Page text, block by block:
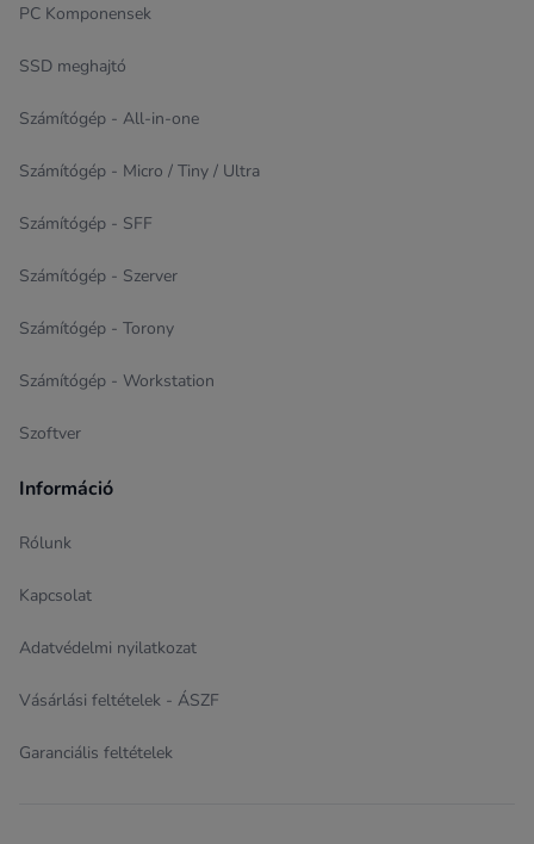
PC Komponensek
SSD meghajtó
Számítógép - All-in-one
Számítógép - Micro / Tiny / Ultra
Számítógép - SFF
Számítógép - Szerver
Számítógép - Torony
Számítógép - Workstation
Szoftver
Információ
Rólunk
Kapcsolat
Adatvédelmi nyilatkozat
Vásárlási feltételek - ÁSZF
Garanciális feltételek